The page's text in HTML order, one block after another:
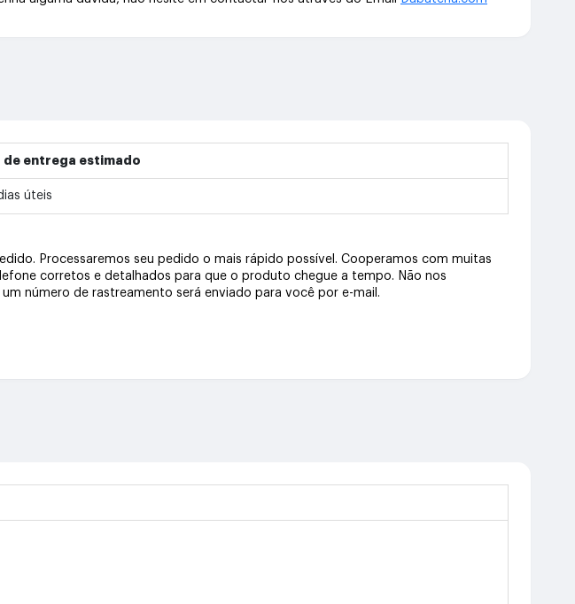
de entrega estimado
úteis
Processaremos seu pedido o mais rápido possível. Cooperamos com muitas
corretos e detalhados para que o produto chegue a tempo. Não nos
número de rastreamento será enviado para você por e-mail.